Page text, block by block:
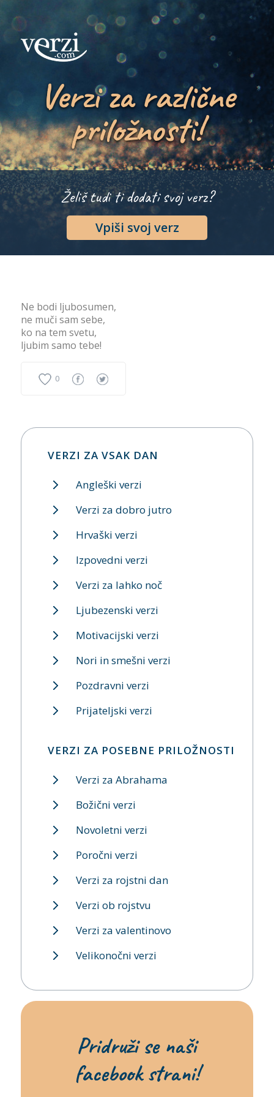
Verzi za različne
priložnosti!
Želiš tudi ti dodati svoj verz?
Vpiši svoj verz
Ne bodi ljubosumen,
ne muči sam sebe,
ko na tem svetu,
ljubim samo tebe!
0
VERZI ZA VSAK DAN
Angleški verzi
Verzi za dobro jutro
Hrvaški verzi
Izpovedni verzi
Verzi za lahko noč
Ljubezenski verzi
Motivacijski verzi
Nori in smešni verzi
Pozdravni verzi
Prijateljski verzi
VERZI ZA POSEBNE PRILOŽNOSTI
Verzi za Abrahama
Božični verzi
Novoletni verzi
Poročni verzi
Verzi za rojstni dan
Verzi ob rojstvu
Verzi za valentinovo
Velikonočni verzi
Pridruži se naši
facebook strani!